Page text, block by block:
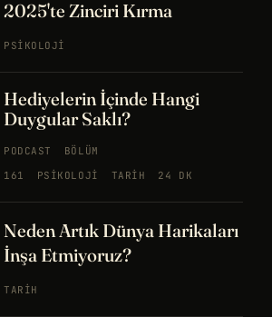
2025'te Zinciri Kırma
PSIKOLOJI
Hediyelerin İçinde Hangi
Duygular Saklı?
PODCAST
BÖLÜM
161
PSIKOLOJI TARIH 24 DK
Neden Artık Dünya Harikaları
İnşa Etmiyoruz?
TARIH